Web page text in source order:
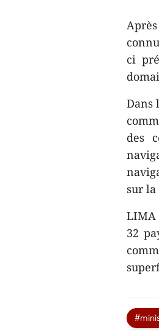
ci
Dans
des
sur la
LIMA
32